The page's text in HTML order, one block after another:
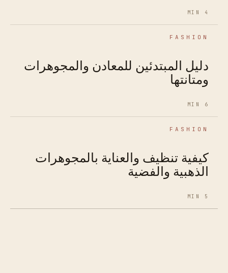
4 MIN
FASHION
دليل المبتدئين للمعادن والمجوهرات
ومتانتها
6 MIN
FASHION
كيفية تنظيف والعناية بالمجوهرات
الذهبية والفضية
5 MIN